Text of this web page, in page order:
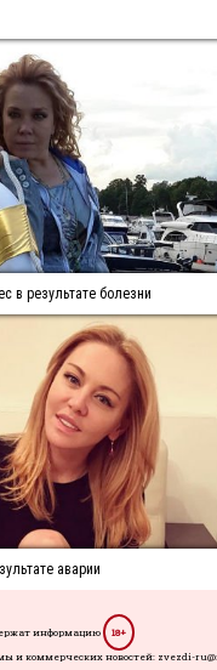
в результате болезни
аварии
информацию
18+
и коммерческих новостей: zvezdi-